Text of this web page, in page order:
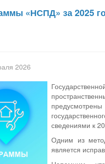
«НСПД» за 2025
2026
сведениями к
Одним из
является